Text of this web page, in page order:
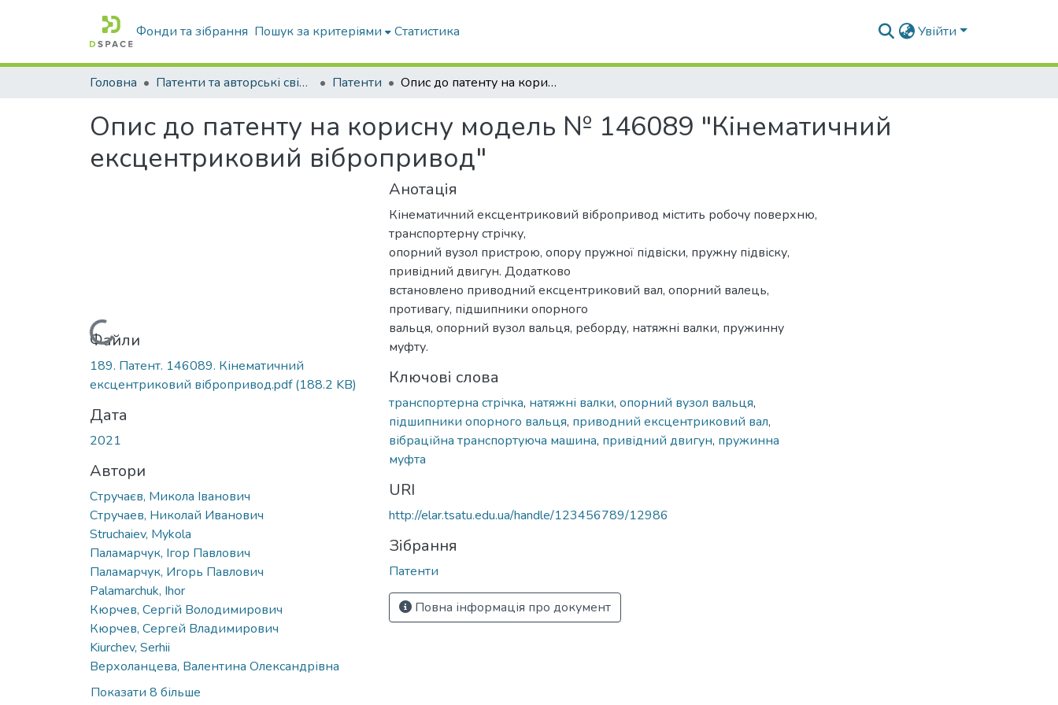
Фонди та зібрання Пошук за критеріями Статистика Увійти
Головна Патенти та авторські свідоцтва Патенти Опис до патенту на корисну модель № 146089 "Кінематичний ексцентриковий вібропривод"
Опис до патенту на корисну модель № 146089 "Кінематичний
ексцентриковий вібропривод"
Вантажиться...
Файли
189. Патент. 146089. Кінематичний
ексцентриковий вібропривод.pdf(188.2 KB)
Дата
2021
Автори
Стручаєв, Микола Іванович
Стручаев, Николай Иванович
Struchaiev, Mykola
Паламарчук, Ігор Павлович
Паламарчук, Игорь Павлович
Palamarchuk, Ihor
Кюрчев, Сергій Володимирович
Кюрчев, Сергей Владимирович
Kiurchev, Serhii
Верхоланцева, Валентина Олександрівна
Показати 8 більше
Анотація
Кінематичний ексцентриковий вібропривод містить робочу поверхню,
транспортерну стрічку,
опорний вузол пристрою, опору пружної підвіски, пружну підвіску,
привідний двигун. Додатково
встановлено приводний ексцентриковий вал, опорний валець,
противагу, підшипники опорного
вальця, опорний вузол вальця, реборду, натяжні валки, пружинну
муфту.
Ключові слова
транспортерна стрічка, натяжні валки, опорний вузол вальця,
підшипники опорного вальця, приводний ексцентриковий вал,
вібраційна транспортуюча машина, привідний двигун, пружинна
муфта
URI
http://elar.tsatu.edu.ua/handle/123456789/12986
Зібрання
Патенти
Повна інформація про документ